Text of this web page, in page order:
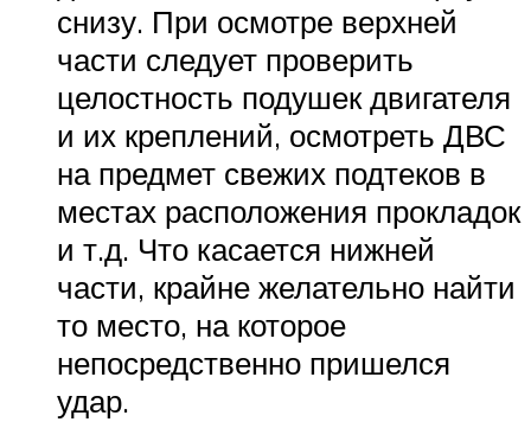
снизу. При осмотре верхней
части следует проверить
целостность подушек двигателя
и их креплений, осмотреть ДВС
на предмет свежих подтеков в
местах расположения прокладок
и т.д. Что касается нижней
части, крайне желательно найти
то место, на которое
непосредственно пришелся
удар.